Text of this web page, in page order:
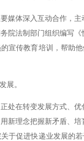
媒体深入互动合作，
院法制部门组织编写
宣传教育培训，帮助
展。
处在转变发展方式、
新理念把握新矛盾、
于促进快递业发展的